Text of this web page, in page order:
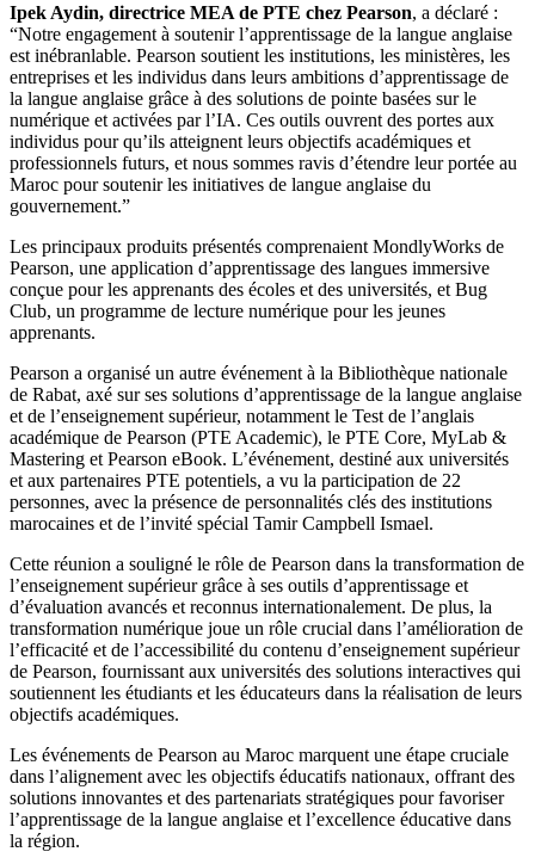
Ipek Aydin, directrice MEA de PTE chez Pearson, a déclaré :
“Notre engagement à soutenir l’apprentissage de la langue anglaise
est inébranlable. Pearson soutient les institutions, les ministères, les
entreprises et les individus dans leurs ambitions d’apprentissage de
la langue anglaise grâce à des solutions de pointe basées sur le
numérique et activées par l’IA. Ces outils ouvrent des portes aux
individus pour qu’ils atteignent leurs objectifs académiques et
professionnels futurs, et nous sommes ravis d’étendre leur portée au
Maroc pour soutenir les initiatives de langue anglaise du
gouvernement.”
Les principaux produits présentés comprenaient MondlyWorks de
Pearson, une application d’apprentissage des langues immersive
conçue pour les apprenants des écoles et des universités, et Bug
Club, un programme de lecture numérique pour les jeunes
apprenants.
Pearson a organisé un autre événement à la Bibliothèque nationale
de Rabat, axé sur ses solutions d’apprentissage de la langue anglaise
et de l’enseignement supérieur, notamment le Test de l’anglais
académique de Pearson (PTE Academic), le PTE Core, MyLab &
Mastering et Pearson eBook. L’événement, destiné aux universités
et aux partenaires PTE potentiels, a vu la participation de 22
personnes, avec la présence de personnalités clés des institutions
marocaines et de l’invité spécial Tamir Campbell Ismael.
Cette réunion a souligné le rôle de Pearson dans la transformation de
l’enseignement supérieur grâce à ses outils d’apprentissage et
d’évaluation avancés et reconnus internationalement. De plus, la
transformation numérique joue un rôle crucial dans l’amélioration de
l’efficacité et de l’accessibilité du contenu d’enseignement supérieur
de Pearson, fournissant aux universités des solutions interactives qui
soutiennent les étudiants et les éducateurs dans la réalisation de leurs
objectifs académiques.
Les événements de Pearson au Maroc marquent une étape cruciale
dans l’alignement avec les objectifs éducatifs nationaux, offrant des
solutions innovantes et des partenariats stratégiques pour favoriser
l’apprentissage de la langue anglaise et l’excellence éducative dans
la région.